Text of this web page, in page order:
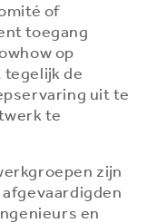
of
toegang
op
de
uit te
te
zijn
en